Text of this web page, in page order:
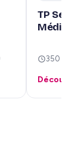
TP
Médico-
350
Découvrir